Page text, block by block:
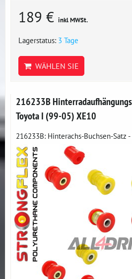
189 € inkl MWSt.
Lagerstatus: 3 Tage
WÄHLEN SIE
216233B
Toyota I (99-05) XE10
216233B: Hinterachs-Buchsen-Satz